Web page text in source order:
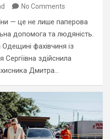
No Comments
— це не лише паперова
допомога та людяність.
фахівчиня із
Сергіївна здійснила
Дмитра…